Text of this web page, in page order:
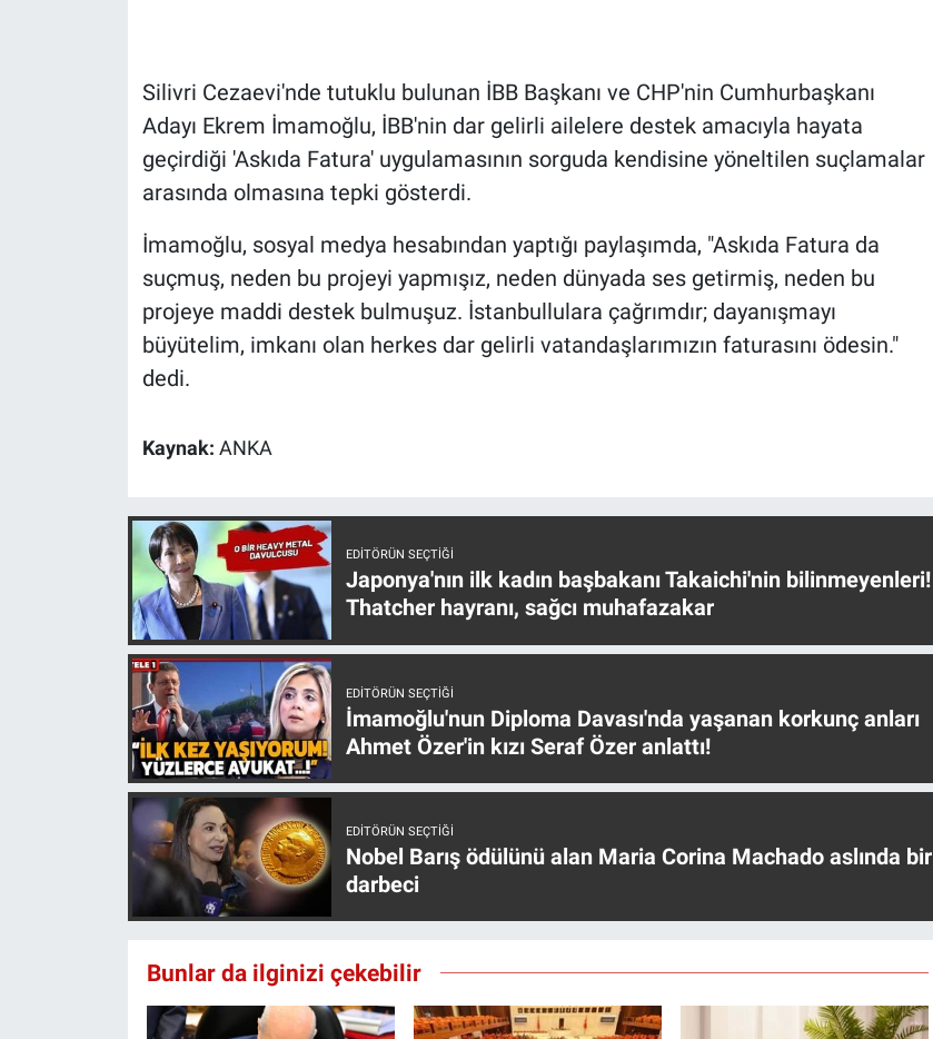
Silivri Cezaevi'nde tutuklu bulunan İBB Başkanı ve CHP'nin Cumhurbaşkanı
Adayı Ekrem İmamoğlu, İBB'nin dar gelirli ailelere destek amacıyla hayata
geçirdiği 'Askıda Fatura' uygulamasının sorguda kendisine yöneltilen suçlamalar
arasında olmasına tepki gösterdi.
İmamoğlu, sosyal medya hesabından yaptığı paylaşımda, "Askıda Fatura da
suçmuş, neden bu projeyi yapmışız, neden dünyada ses getirmiş, neden bu
projeye maddi destek bulmuşuz. İstanbullulara çağrımdır; dayanışmayı
büyütelim, imkanı olan herkes dar gelirli vatandaşlarımızın faturasını ödesin."
dedi.
Kaynak: ANKA
EDITÖRÜN SEÇTIĞI
Japonya'nın ilk kadın başbakanı Takaichi'nin bilinmeyenleri!
Thatcher hayranı, sağcı muhafazakar
EDITÖRÜN SEÇTIĞI
İmamoğlu'nun Diploma Davası'nda yaşanan korkunç anları
Ahmet Özer'in kızı Seraf Özer anlattı!
EDITÖRÜN SEÇTIĞI
Nobel Barış ödülünü alan Maria Corina Machado aslında bir
darbeci
Bunlar da ilginizi çekebilir
Koronavirüs
Kültür Sanat
Ne demişti
Programlar
Teknoloji
Türkiye'nin Geleceği
Türkiye'nin Gündemi
Yerel Gündem
Yerel Yaşam